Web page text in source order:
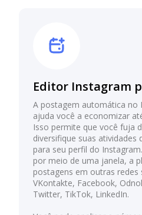
Editor Instagram
A postagem automática no
ajuda você a economizar
Isso permite que você fuja
diversifique suas atividades
para seu perfil do
por meio de uma janela, a
postagens em outras redes
VKontakte, Facebook,
Twitter, TikTok, LinkedIn.